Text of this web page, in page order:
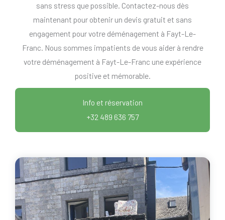
sans stress que possible. Contactez-nous dès
maintenant pour obtenir un devis gratuit et sans
engagement pour votre déménagement à Fayt-Le-
Franc. Nous sommes impatients de vous aider à rendre
votre déménagement à Fayt-Le-Franc une expérience
positive et mémorable.
Info et réservation
+32 489 636 757